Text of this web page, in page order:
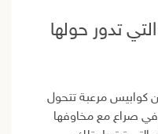
تدور حولها
كوابيس مرعبة تتحول
في صراع مع مخاوفها